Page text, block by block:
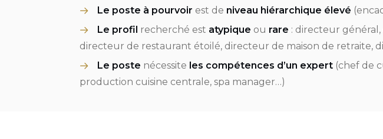
Le poste à pourvoir est de niveau hiérarchique élevé
Le profil recherché est atypique ou rare : directeur
directeur de restaurant étoilé, directeur de maison de retraite,
Le poste nécessite les compétences d’un expert(chef de
production cuisine centrale, spa manager…)